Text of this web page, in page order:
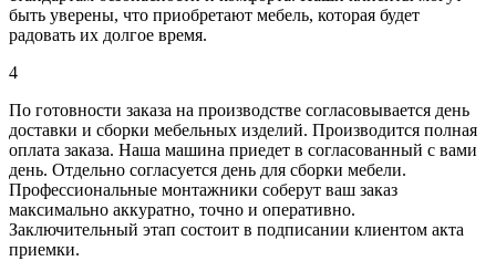
быть уверены, что приобретают мебель, которая будет
радовать их долгое время.
4
По готовности заказа на производстве согласовывается день
доставки и сборки мебельных изделий. Производится полная
оплата заказа. Наша машина приедет в согласованный с вами
день. Отдельно согласуется день для сборки мебели.
Профессиональные монтажники соберут ваш заказ
максимально аккуратно, точно и оперативно.
Заключительный этап состоит в подписании клиентом акта
приемки.